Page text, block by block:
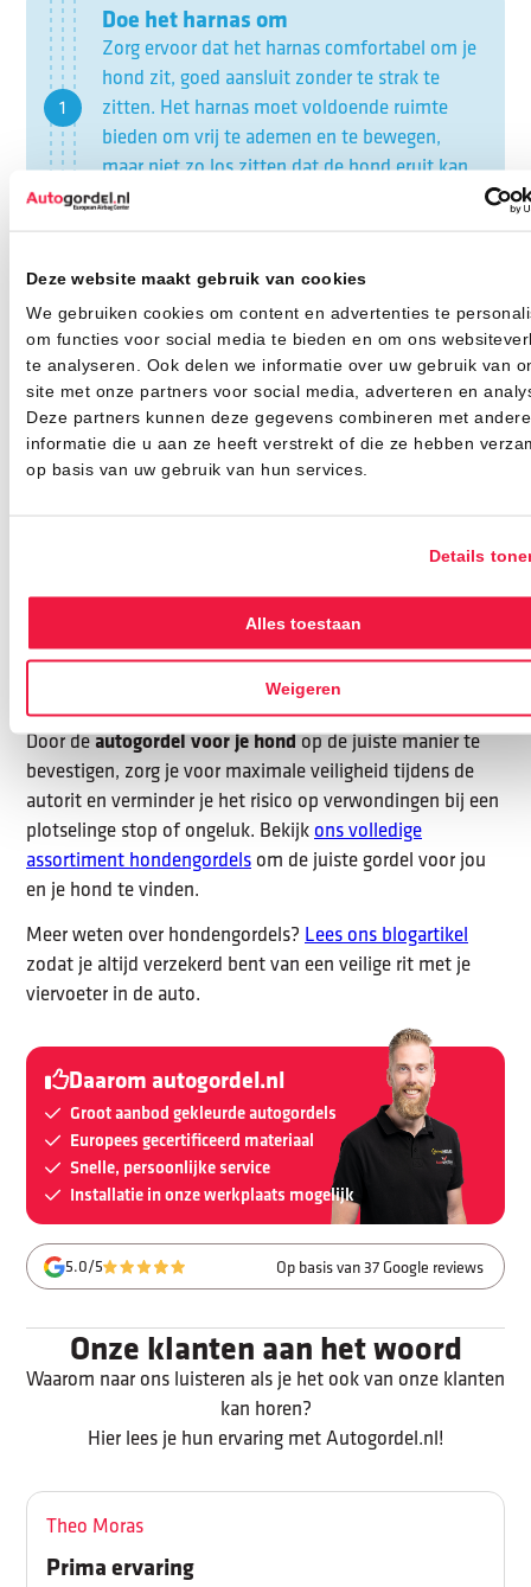
Deze website maakt gebruik van cookies
We gebruiken cookies om content en advertenties te
om functies voor social media te bieden en om ons
te analyseren. Ook delen we informatie over uw gebruik van
site met onze partners voor social media, adverteren en
Deze partners kunnen deze gegevens combineren met andere
informatie die u aan ze heeft verstrekt of die ze hebben
op basis van uw gebruik van hun services.
Details
Alles toestaan
Weigeren
1
Doe het harnas om
Zorg ervoor dat het harnas comfortabel om je
hond zit, goed aansluit zonder te strak te
zitten. Het harnas moet voldoende ruimte
bieden om vrij te ademen en te bewegen,
maar niet zo los zitten dat de hond eruit kan
glippen.
Maak vast aan de autogordel
Gebruik de meegeleverde clip of haak om het
harnas veilig te bevestigen aan de autogordel
van je voertuig. Controleer of de verbinding
stevig is en zorg ervoor dat de hond beperkt
kan bewegen zonder gevaarlijk vrij te zijn.
Controleer de gordel
Zorg dat alles goed vastzit voordat je gaat
bewegingsvrijheid hebben om comfortabel te
zitten of liggen, maar niet zoveel dat hij door
de auto kan bewegen.
Door deautogordel voor je hondop de juiste manier te
bevestigen, zorg je voor maximale veiligheid tijdens de
autorit en verminder je het risico op verwondingen bij een
plotselinge stop of ongeluk. Bekijk ons volledige
assortiment hondengordels om de juiste gordel voor jou
en je hond te vinden.
Meer weten over hondengordels? Lees ons blogartikel
zodat je altijd verzekerd bent van een veilige rit met je
viervoeter in de auto.
Daarom autogordel.nl
Groot aanbod gekleurde autogordels
Europees gecertificeerd materiaal
Snelle, persoonlijke service
Installatie in onze werkplaats mogelijk
5.0/5 Op basis van 37 Google reviews
Onze klanten aan het woord
Waarom naar ons luisteren als je het ook van onze klanten
kan horen?
Hier lees je hun ervaring met Autogordel.nl!
Theo Moras
Prima ervaring